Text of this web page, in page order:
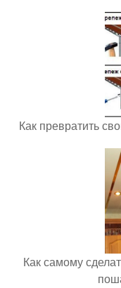
Как превратить
Как самому